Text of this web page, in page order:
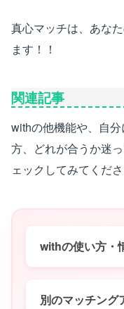
真心マッチは、あな
ます！！
関連記事
withの他機能や、自
方、どれが合うか迷
ェックしてみてくだ
withの使い方・
別のマッチング